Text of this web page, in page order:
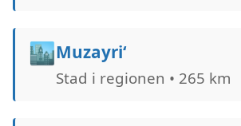
🏙️Muzayri‘
Stad i regionen • 265 km